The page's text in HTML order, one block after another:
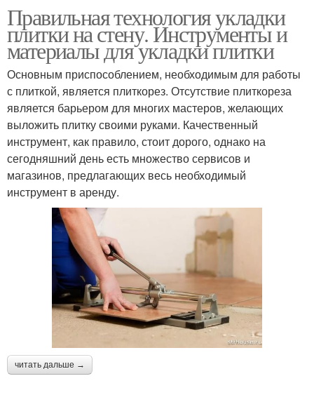
Правильная технология укладки
плитки на стену. Инструменты и
материалы для укладки плитки
Основным приспособлением, необходимым для работы
с плиткой, является плиткорез. Отсутствие плиткореза
является барьером для многих мастеров, желающих
выложить плитку своими руками. Качественный
инструмент, как правило, стоит дорого, однако на
сегодняшний день есть множество сервисов и
магазинов, предлагающих весь необходимый
инструмент в аренду.
читать дальше →